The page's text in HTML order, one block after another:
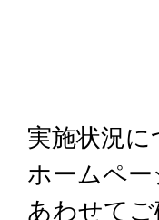
実施状況
ホームペー
あわせてご